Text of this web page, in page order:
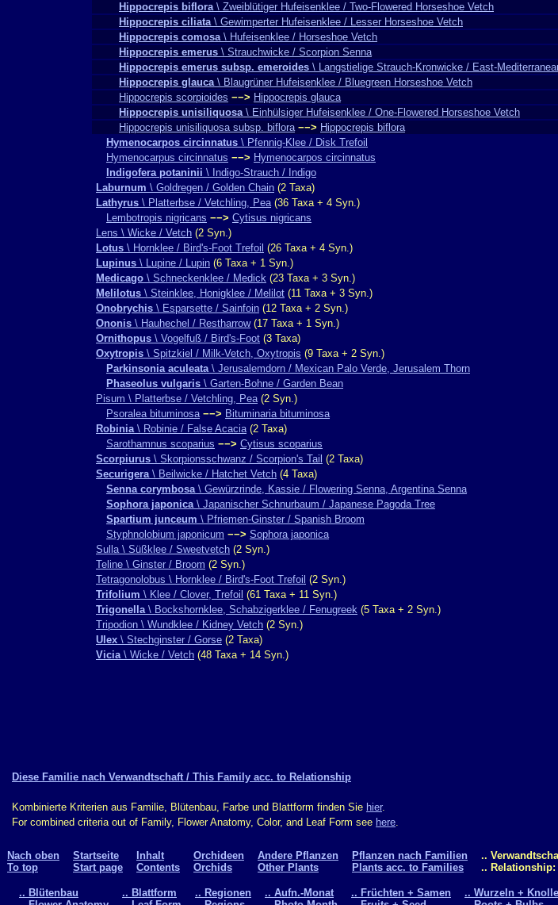
Hippocrepis biflora\ Zweiblütiger Hufeisenklee / Two-Flowered Horseshoe Vetch
Hippocrepis ciliata\ Gewimperter Hufeisenklee / Lesser Horseshoe Vetch
Hippocrepis comosa\ Hufeisenklee / Horseshoe Vetch
Hippocrepis emerus \ Strauchwicke / Scorpion Senna
Hippocrepis emerus subsp. emeroides \ Langstielige Strauch-Kronwicke / East-
Hippocrepis glauca\ Blaugrüner Hufeisenklee / Bluegreen Horseshoe Vetch
Hippocrepis scorpioides −−> Hippocrepis glauca
Hippocrepis unisiliquosa\ Einhülsiger Hufeisenklee / One-Flowered Horseshoe Vetch
Hippocrepis unisiliquosa subsp. biflora −−> Hippocrepis biflora
Hymenocarpos circinnatus \ Pfennig-Klee / Disk Trefoil
Hymenocarpus circinnatus −−> Hymenocarpos circinnatus
Indigofera potaninii \ Indigo-Strauch / Indigo
Laburnum \ Goldregen / Golden Chain (2 Taxa)
Lathyrus \ Platterbse / Vetchling, Pea(36 Taxa + 4 Syn.)
Lembotropis nigricans −−> Cytisus nigricans
Lens \ Wicke / Vetch (2 Syn.)
Lotus \ Hornklee / Bird's-Foot Trefoil (26 Taxa + 4 Syn.)
Lupinus \ Lupine / Lupin (6 Taxa + 1 Syn.)
Medicago \ Schneckenklee / Medick (23 Taxa + 3 Syn.)
Melilotus \ Steinklee, Honigklee / Melilot (11 Taxa + 3 Syn.)
Onobrychis \ Esparsette / Sainfoin (12 Taxa + 2 Syn.)
Ononis \ Hauhechel / Restharrow(17 Taxa + 1 Syn.)
Ornithopus \ Vogelfuß / Bird's-Foot (3 Taxa)
Oxytropis \ Spitzkiel / Milk-Vetch, Oxytropis (9 Taxa + 2 Syn.)
Parkinsonia aculeata\ Jerusalemdorn / Mexican Palo Verde, Jerusalem Thorn
Phaseolus vulgaris \ Garten-Bohne / Garden Bean
Pisum \ Platterbse / Vetchling, Pea(2 Syn.)
Psoralea bituminosa −−> Bituminaria bituminosa
Robinia\ Robinie / False Acacia(2 Taxa)
Sarothamnus scoparius −−> Cytisus scoparius
Scorpiurus \ Skorpionsschwanz / Scorpion's Tail (2 Taxa)
Securigera\ Beilwicke / Hatchet Vetch (4 Taxa)
Senna corymbosa\ Gewürzrinde, Kassie / Flowering Senna, Argentina Senna
Sophora japonica\ Japanischer Schnurbaum / Japanese Pagoda Tree
Spartium junceum \ Pfriemen-Ginster / Spanish Broom
Styphnolobium japonicum −−> Sophora japonica
Sulla \ Süßklee / Sweetvetch (2 Syn.)
Teline \ Ginster / Broom (2 Syn.)
Tetragonolobus \ Hornklee / Bird's-Foot Trefoil (2 Syn.)
Trifolium \ Klee / Clover, Trefoil (61 Taxa + 11 Syn.)
Trigonella\ Bockshornklee, Schabzigerklee / Fenugreek (5 Taxa + 2 Syn.)
Tripodion \ Wundklee / Kidney Vetch (2 Syn.)
Ulex \ Stechginster / Gorse (2 Taxa)
Vicia\ Wicke / Vetch (48 Taxa + 14 Syn.)
Diese Familie nach Verwandtschaft / This Family acc. to Relationship
Kombinierte Kriterien aus Familie, Blütenbau, Farbe und Blattform finden Sie hier.
For combined criteria out of Family, Flower Anatomy, Color, and Leaf Form see here.
Nach oben
To top
Startseite
Start page
Inhalt
Contents
Orchideen
Orchids
Andere Pflanzen
Other Plants
Pflanzen nach Familien
Plants acc. to Families
..
.. Relationship:
.. Blütenbau
.. Blattform
.. Regionen
.. Aufn.-Monat
.. Früchten + Samen
.. Wurzeln +